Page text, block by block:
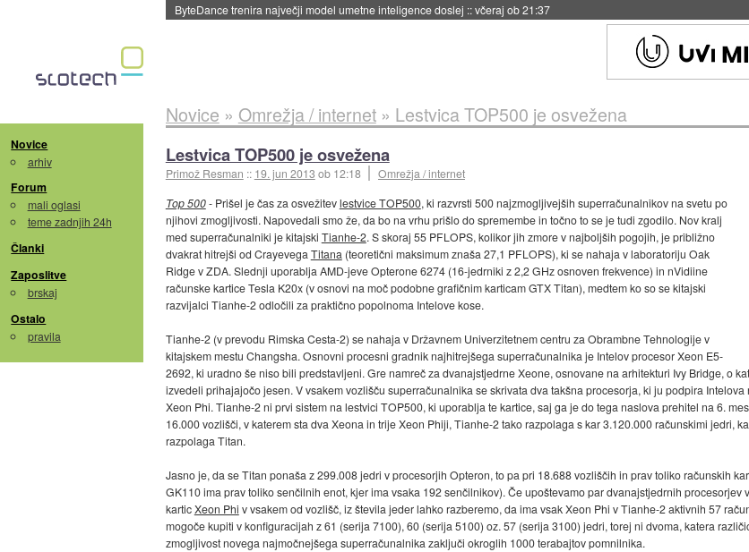
ByteDance trenira največji model umetne inteligence doslej ::včeraj ob 21:37
Novice
arhiv
Forum
mali oglasi
teme zadnjih 24h
Članki
Zaposlitve
brskaj
Ostalo
pravila
Novice » Omrežja / internet» Lestvica TOP500 je osvežena
Lestvica TOP500 je osvežena
Primož Resman :: 19. jun 2013 ob 12:18 Omrežja / internet
Top 500- Prišel je čas za osvežitevlestvice TOP500, ki razvrsti 500 najzmogljivejših superračunalnikov na svetu po
njihovi zmogljivosti. Napovedali smo že, da bo na vrhu prišlo do spremembe in točno to se je tudi zgodilo. Nov kralj
med superračunalniki je kitajski Tianhe-2. S skoraj 55 PFLOPS, kolikor jih zmore v najboljših pogojih, je približno
dvakrat hitrejši od Crayevega Titana (teoretični maksimum znaša 27,1 PFLOPS), ki se nahaja v laboratoriju Oak
Ridge v ZDA. Slednji uporablja AMD-jeve Opterone 6274 (16-jedrniki z 2,2 GHz osnoven frekvence) in nVidiine
računske kartice Tesla K20x (v osnovi na moč podobne grafičnim karticam GTX Titan), medtem ko so se kitajski
razvijalci Tianhe-2 odločili za praktično popolnoma Intelove kose.
Tianhe-2 (v prevodu Rimska Cesta-2) se nahaja v Državnem Univerzitetnem centru za Obrambne Tehnologije v
kitajskem mestu Changsha. Osnovni procesni gradnik najhitrejšega superračunalnika je Intelov procesor Xeon E5-
2692, ki uradno še niso bili predstavljeni. Gre namreč za dvanajstjedrne Xeone, osnovane na arhitekturi Ivy Bridge, o
izvedeli prihajajočo jesen. V vsakem vozlišču superračunalnika se skrivata dva takšna procesorja, ki ju podpira
Xeon Phi. Tianhe-2 ni prvi sistem na lestvici TOP500, ki uporablja te kartice, saj ga je do tega naslova prehitel na 6.
16.000 vozlišči, v katerem sta dva Xeona in trije Xeon Phiji, Tianhe-2 tako razpolaga s kar 3.120.000 računskimi jedri,
razpolaga Titan.
Jasno je, da se Titan ponaša z 299.008 jedri v procesorjih Opteron, to pa pri 18.688 vozliščih in prav toliko računskih
GK110 ima prav toliko senčilnih enot, kjer ima vsaka 192 senčilnikov). Če upoštevamo par dvanajstjedrnih
karticXeon Phi v vsakem od vozlišč, iz števila jeder lahko razberemo, da ima vsak Xeon Phi v Tianhe-2 aktivnih 57
mogoče kupiti v konfiguracijah z 61 (serija 7100), 60 (serija 5100) oz. 57 (serija 3100) jedri, torej ni dvoma, katera
zmogljivost novega najmočnejšega superračunalnika zaključi okroglih 1000 terabajtov pomnilnika.